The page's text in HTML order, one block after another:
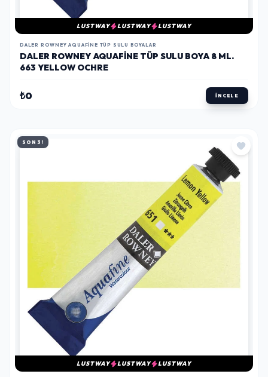
LUSTWAY LUSTWAY LUSTWAY
DALER ROWNEY AQUAFINE TÜP SULU BOYALAR
DALER ROWNEY AQUAFINE TÜP SULU BOYA 8 ML.
663 YELLOW OCHRE
₺0 İNCELE
SON 3!
LUSTWAY LUSTWAY LUSTWAY